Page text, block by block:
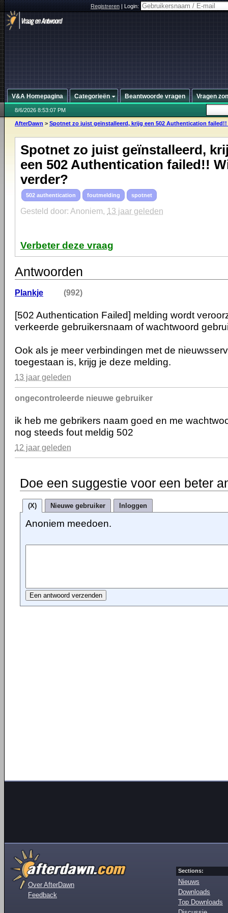
Registreren|Login:
V&A Homepagina Categorieën Beantwoorde vragen Vragen
8/6/2026 8:53:07 PM
AfterDawn > Spotnet zo juist geïnstalleerd, krijg een 502 Authentication failed!!
Spotnet zo juist geïnstalleerd,
een 502 Authentication failed!!
verder?
502 authentication foutmelding spotnet
Gesteld door: Anoniem, 13 jaar geleden
Verbeter deze vraag
Antwoorden
Plankje (992)
[502 Authentication Failed] melding wordt
verkeerde gebruikersnaam of wachtwoord
Ook als je meer verbindingen met de
toegestaan is, krijg je deze melding.
13 jaar geleden
ongecontroleerde nieuwe gebruiker
ik heb me gebrikers naam goed en me
nog steeds fout meldig 502
12 jaar geleden
Doe een suggestie voor een beter
(X) Nieuwe gebruiker Inloggen
Anoniem meedoen.
Over AfterDawn
Feedback
Sections:
Nieuws
Downloads
Top Downloads